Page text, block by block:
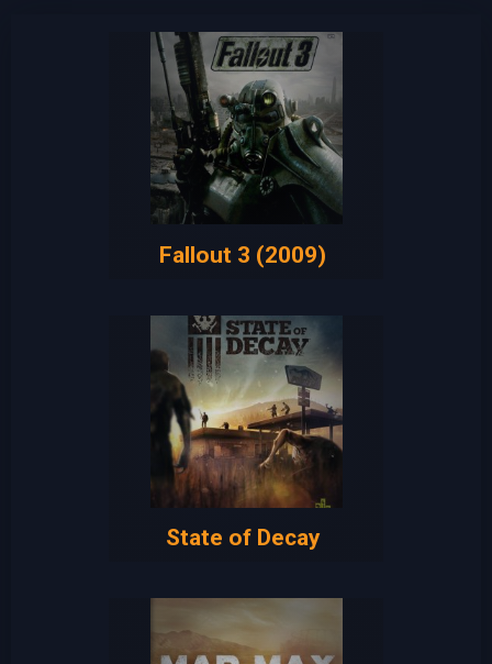
Fallout 3 (2009)
State of Decay